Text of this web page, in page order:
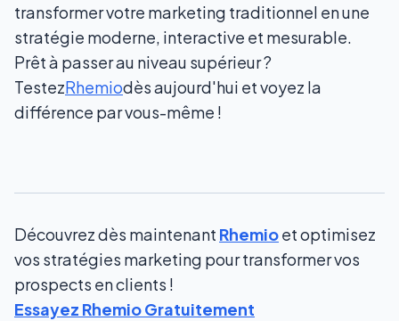
transformer votre marketing traditionnel en une
stratégie moderne, interactive et mesurable.
Prêt à passer au niveau supérieur ?
TestezRhemiodès aujourd'hui et voyez la
différence par vous-même !
Découvrez dès maintenant Rhemioet optimisez
vos stratégies marketing pour transformer vos
prospects en clients !
Essayez Rhemio Gratuitement